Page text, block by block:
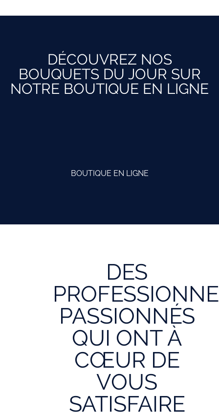
DÉCOUVREZ NOS
BOUQUETS DU JOUR SUR
NOTRE BOUTIQUE EN LIGNE
BOUTIQUE EN LIGNE
DES
PASSIONNÉS
QUI ONT À
CŒUR DE
VOUS
SATISFAIRE